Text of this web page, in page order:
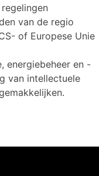
van de regio
of Europese Unie
energiebeheer en -
van intellectuele